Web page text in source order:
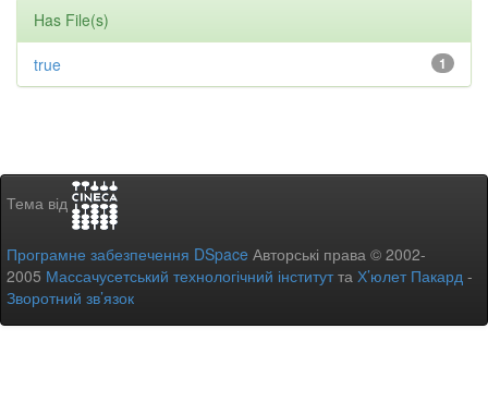
Has File(s)
1
true
Тема від
Програмне забезпечення DSpace Авторські права © 2002-
2005 Массачусетський технологічний інститутта Х’юлет Пакард -
Зворотний зв’язок